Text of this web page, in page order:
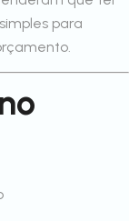
para